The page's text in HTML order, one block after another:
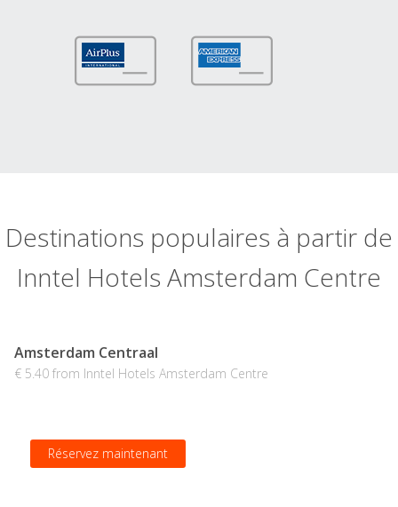
Destinations populaires à partir de
Inntel Hotels Amsterdam Centre
Amsterdam Centraal
€ 5.40 from Inntel Hotels Amsterdam Centre
Réservez maintenant